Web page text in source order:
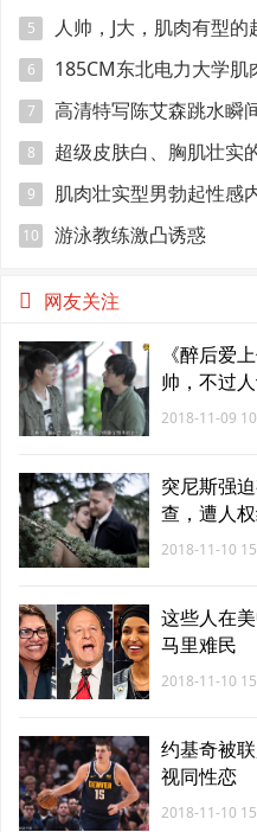
来：但我还有性欲
5 人帅，J大，肌肉有型
6
185CM东北电力大学
吗
7
高清特写陈艾森跳水瞬
来的
8 超级皮肤白、胸肌壮实
9 肌肉壮实型男勃起性感
10 游泳教练激凸诱惑
网友关注
《醉后爱
帅，不过
2018-11-09
突尼斯强
查，遭人
2018-11-10
这些人在
马里难民
2018-11-10
约基奇被
视同性恋
2018-11-10